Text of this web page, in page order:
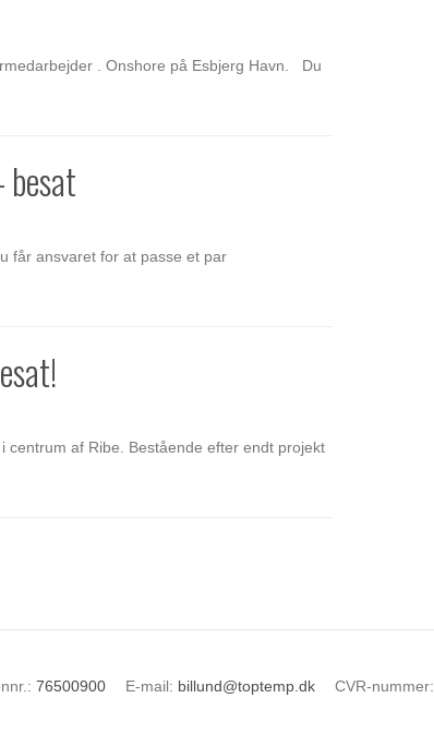
. Onshore på Esbjerg Havn. Du
får ansvaret for at passe et par
af Ribe. Bestående efter endt projekt
: 76500900 E-mail: billund@toptemp.dk CVR-nummer: